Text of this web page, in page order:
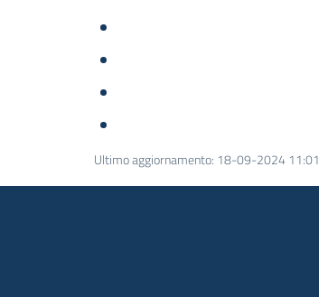
Ultimo aggiornamento: 18-09-2024 11:01